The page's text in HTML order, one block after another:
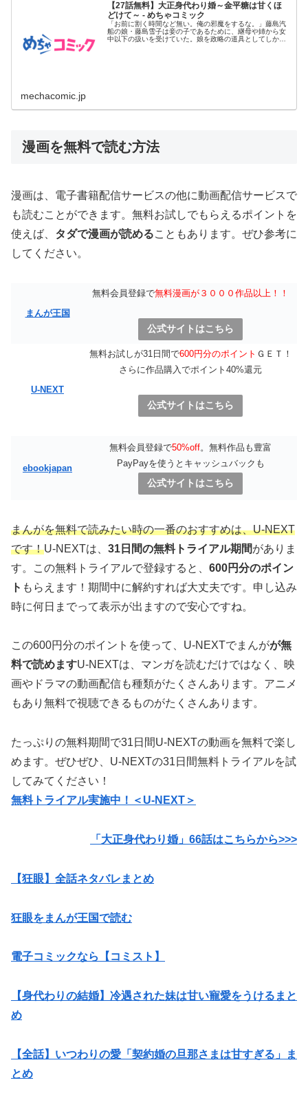
【27話無料】大正身代わり婚～金平糖は甘くほ
どけて～ - めちゃコミック
「お前に割く時間など無い。俺の邪魔をするな。」藤島汽
船の娘・藤島雪子は妾の子であるために、継母や姉から女
中以下の扱いを受けていた。娘を政略の道具としてしか見
mechacomic.jp
漫画を無料で読む方法
漫画は、電子書籍配信サービスの他に動画配信サービスで
も読むことができます。無料お試しでもらえるポイントを
使えば、 タダで漫画が読めることもあります。ぜひ参考に
してください。
まんが王国
無料会員登録で無料漫画が３０００作品以上！！
公式サイトはこちら
U-NEXT
無料お試しが31日間で600円分のポイント ＧＥＴ！
さらに作品購入でポイント40%還元
公式サイトはこちら
ebookjapan
無料会員登録で50%off。無料作品も豊富
PayPayを使うとキャッシュバックも
公式サイトはこちら
まんがを無料で読みたい時の一番のおすすめは、U-NEXT
です！U-NEXTは、 31日間の無料トライアル期間がありま
す。この無料トライアルで登録すると、 600円分のポイン
ト もらえます！期間中に解約すれば大丈夫です。申し込み
時に何日までって表示が出ますので安心ですね。
この600円分のポイントを使って、U-NEXTでまんがが無
料で読めますU-NEXTは、マンガを読むだけではなく、映
画やドラマの動画配信も種類がたくさんあります。アニメ
もあり無料で視聴できるものがたくさんあります。
たっぷりの無料期間で31日間U-NEXTの動画を無料で楽し
めます。ぜひぜひ、U-NEXTの31日間無料トライアルを試
してみてください！
無料トライアル実施中！＜U-NEXT＞
「大正身代わり婚」66話はこちらから>>>
【狂眼】全話ネタバレまとめ
狂眼をまんが王国で読む
電子コミックなら【コミスト】
【身代わりの結婚】冷遇された妹は甘い寵愛をうけるまと
め
【全話】いつわりの愛「契約婚の旦那さまは甘すぎる」ま
とめ